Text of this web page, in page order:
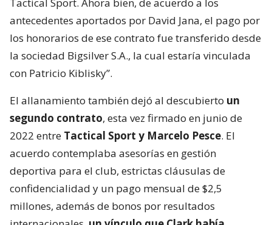
antecedentes aportados por David Jana, el pago por
los honorarios de ese contrato fue transferido desde
la sociedad Bigsilver S.A., la cual estaría vinculada
con Patricio Kiblisky”.
El allanamiento también dejó al descubierto un
segundo contrato, esta vez firmado en junio de
2022 entre Tactical Sport y Marcelo Pesce. El
acuerdo contemplaba asesorías en gestión
deportiva para el club, estrictas cláusulas de
confidencialidad y un pago mensual de $2,5
millones, además de bonos por resultados